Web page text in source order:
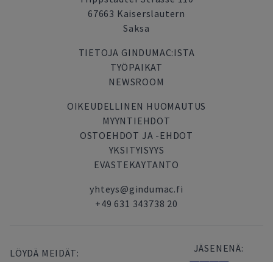
67663 Kaiserslautern
Saksa
TIETOJA GINDUMAC:ISTA
TYÖPAIKAT
NEWSROOM
OIKEUDELLINEN HUOMAUTUS
MYYNTIEHDOT
OSTOEHDOT JA -EHDOT
YKSITYISYYS
EVASTEKAYTANTO
yhteys@gindumac.fi
+49 631 343738 20
LÖYDÄ MEIDÄT: JÄSENENÄ: